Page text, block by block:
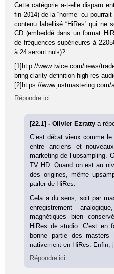
Cette catégorie a-t-elle disparu
fin 2014) de la “norme” ou
contenu labellisé “HiRes” qui ne
CD (embeddé dans un format
de fréquences supérieures à
à 24 seront nuls)?
[1]http://www.twice.com/news/
bring-clarity-definition-high-res-
[2]https://www.justmastering.com/
Répondre ici
[22.1] - Olivier Ezrattya
C’est débat vieux comme
entre anciens et
marketing de l’upsampling.
TV HD. Quand on est au
des origines, même
parler de HiRes.
Cela a du sens, soit par
enregistrement
magnétiques bien
HiRes de studio. C’est en
bonne partie des
nativement en HiRes. Enfin,
Répondre ici